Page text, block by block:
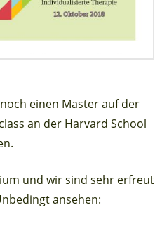
einen Master auf der
an der Harvard School
und wir sind sehr erfreut
ansehen: